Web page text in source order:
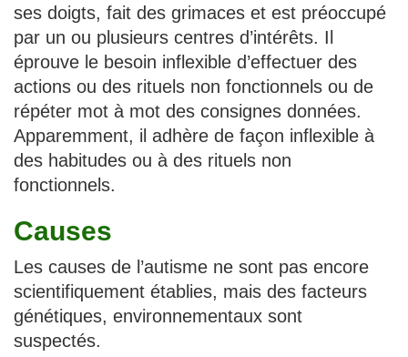
ses doigts, fait des grimaces et est préoccupé
par un ou plusieurs centres d’intérêts. Il
éprouve le besoin inflexible d’effectuer des
actions ou des rituels non fonctionnels ou de
répéter mot à mot des consignes données.
Apparemment, il adhère de façon inflexible à
des habitudes ou à des rituels non
fonctionnels.
Causes
Les causes de l’autisme ne sont pas encore
scientifiquement établies, mais des facteurs
génétiques, environnementaux sont
suspectés.